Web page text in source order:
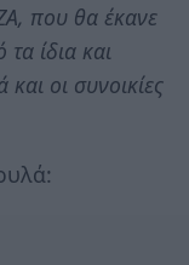
που θα έκανε
ίδια και
οι συνοικίες